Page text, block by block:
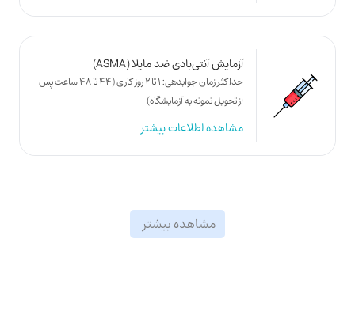
آزمایش آنتی‌بادی ضد مایلا (ASMA)
حداکثر زمان جوابدهی: 1 تا 2 روز کاری (44 تا 48 ساعت پس
از تحویل نمونه به آزمایشگاه)
مشاهده اطلاعات بیشتر
مشاهده بیشتر